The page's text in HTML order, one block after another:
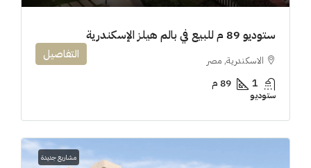
ستوديو 89 م للبيع في بالم هيلز الإسكندرية
الاسكندرية, مصر
1 89 م
ستوديو
التفاصيل
مشاريع جديدة